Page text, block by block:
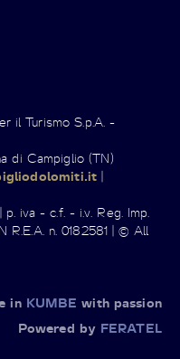
il Turismo S.p.A. -
di Campiglio (TN)
|
iva - c.f. - i.v. Reg. Imp.
R.E.A. n. 0182581 | © All
in KUMBE with passion
Powered by FERATEL